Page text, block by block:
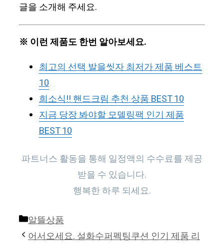
글을 소개해 주세요.
※ 이런 제품도 한번 알아보세요.
최고의 선택 발을씻자 최저가 제품 베스트
10
희소식!! 핸드크림 추천 상품 BEST 10
지금 당장 봐야할 모델링팩 인기 제품
BEST 10
파트너스 활동을 통해 일정액의 수수료를 제공
받을 수 있습니다.
행복한 하루 되세요.
Categories
알뜰상품
어서오세요. 설화수퍼펙팅쿠션 인기 제품 리